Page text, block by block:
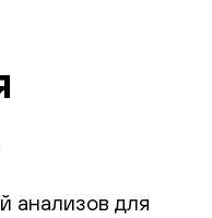
анализов для